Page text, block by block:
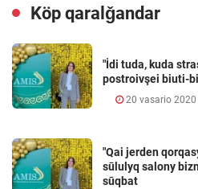
Köp qaralǧandar
"İdi tuda, kuda
postroivşei biuti-
20 vasario 2020
"Qai jerden
sūlulyq salony
sūqbat